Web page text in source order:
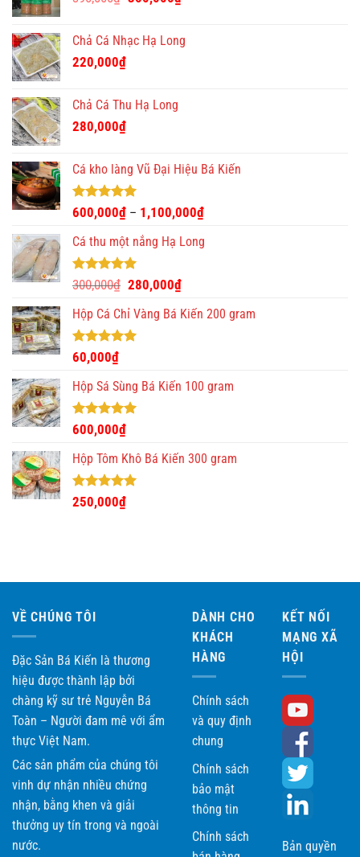
390,000₫. là:
Chả Cá Nhạc Hạ Long
220,000₫
Chả Cá Thu Hạ Long
280,000₫
Cá kho làng Vũ Đại Hiệu Bá Kiến
Được xếp
hạng
4.93
5 sao
600,000₫ – 1,100,000₫
Cá thu một nắng Hạ Long
Được xếp
hạng
5.00
5 sao
300,000₫ Giá
là:
300,000₫.
280,000₫Giá
tại
Hộp Cá Chỉ Vàng Bá Kiến 200 gram
Được xếp
hạng
5.00
5 sao
60,000₫
Hộp Sá Sùng Bá Kiến 100 gram
Được xếp
hạng
5.00
5 sao
600,000₫
Hộp Tôm Khô Bá Kiến 300 gram
Được xếp
hạng
5.00
250,000₫
VỀ CHÚNG TÔI
Đặc Sản Bá Kiến là thương
hiệu được thành lập bởi
chàng kỹ sư trẻ Nguyễn Bá
Toàn – Người đam mê với ẩm
thực Việt Nam.
Các sản phẩm của chúng tôi
vinh dự nhận nhiều chứng
nhận, bằng khen và giải
thưởng uy tín trong và ngoài
nước.
DÀNH CHO
KHÁCH
HÀNG
Chính sách
và quy định
chung
Chính sách
bảo mật
thông tin
Chính sách
KẾT NỐI
MẠNG XÃ
HỘI
Bản quyền